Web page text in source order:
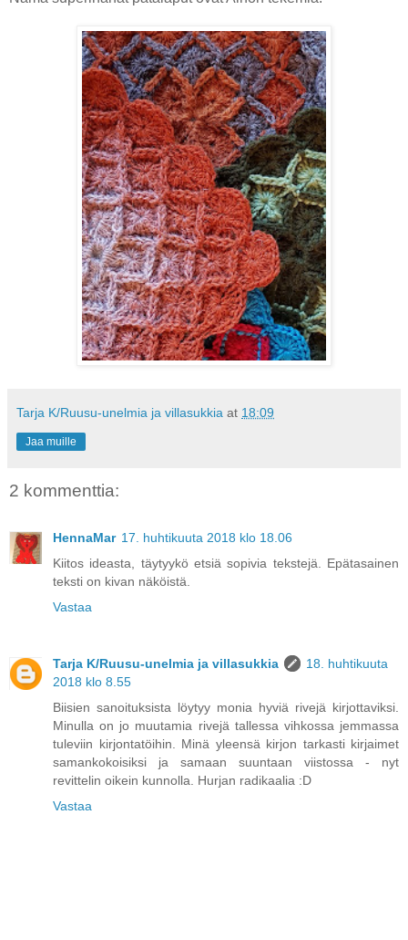
Tarja K/Ruusu-unelmia ja villasukkia at 18:09
Jaa muille
2 kommenttia:
HennaMar 17. huhtikuuta 2018 klo 18.06
Kiitos ideasta, täytyykö etsiä sopivia tekstejä. Epätasainen
teksti on kivan näköistä.
Vastaa
Tarja K/Ruusu-unelmia ja villasukkia
18. huhtikuuta
2018 klo 8.55
Biisien sanoituksista löytyy monia hyviä rivejä kirjottaviksi.
Minulla on jo muutamia rivejä tallessa vihkossa jemmassa
tuleviin kirjontatöihin. Minä yleensä kirjon tarkasti kirjaimet
samankokoisiksi ja samaan suuntaan viistossa - nyt
revittelin oikein kunnolla. Hurjan radikaalia :D
Vastaa